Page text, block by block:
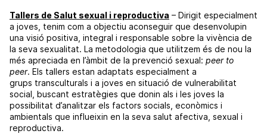
Tallers de Salut sexual i reproductiva – Dirigit especialment
a joves, tenim com a objectiu aconseguir que desenvolupin
una visió positiva, integral i responsable sobre la vivència de
la seva sexualitat. La metodologia que utilitzem és de nou la
més apreciada en l’àmbit de la prevenció sexual: peer to
peer. Els tallers estan adaptats especialment a
grups transculturals i a joves en situació de vulnerabilitat
social, buscant estratègies que donin als i les joves la
possibilitat d’analitzar els factors socials, econòmics i
ambientals que influeixin en la seva salut afectiva, sexual i
reproductiva.